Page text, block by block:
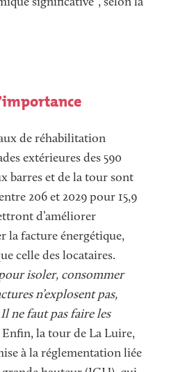
significative”, selon la
de réhabilitation
extérieures des 590
barres et de la tour sont
206 et 2029 pour 15,9
d’améliorer
la facture énergétique,
celle des locataires.
isoler, consommer
n’explosent pas,
ne faut pas faire les
Enfin, la tour de La Luire,
à la réglementation liée